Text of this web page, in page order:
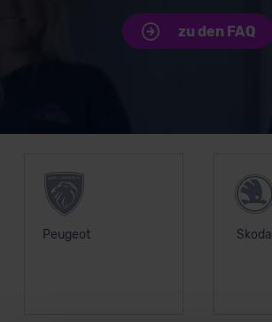
zu den FAQ
Peugeot Skoda